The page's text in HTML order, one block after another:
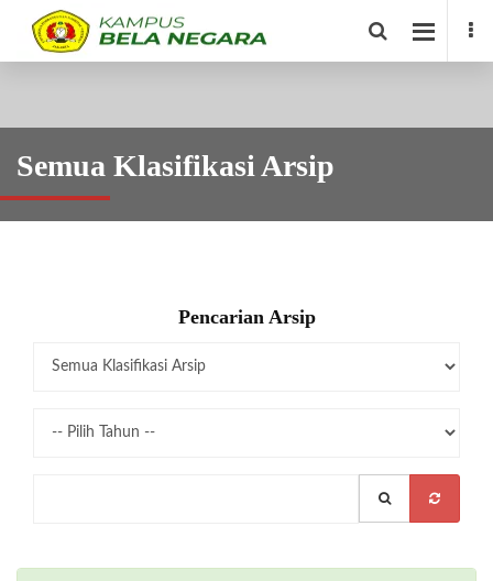
Semua Klasifikasi Arsip
Pencarian Arsip